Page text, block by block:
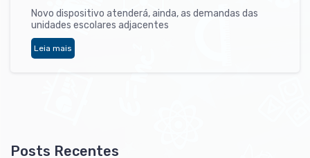
Novo dispositivo atenderá, ainda, as demandas das
unidades escolares adjacentes
Leia mais